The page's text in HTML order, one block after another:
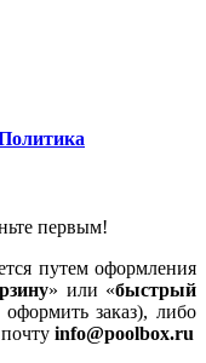
первым!
путем оформления
» или «быстрый
заказ), либо
info@poolbox.ru